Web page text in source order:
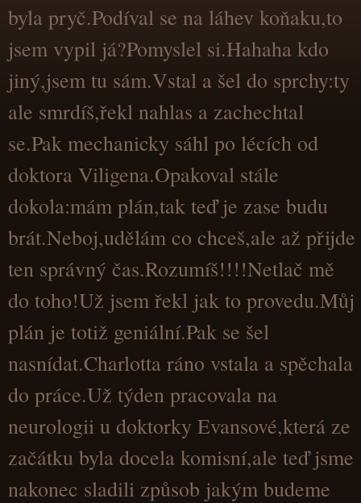
byla pryč.Podíval se na láhev koňaku,to
jsem vypil já?Pomyslel si.Hahaha kdo
jiný,jsem tu sám.Vstal a šel do sprchy:ty
ale smrdíš,řekl nahlas a zachechtal
se.Pak mechanicky sáhl po lécích od
doktora Viligena.Opakoval stále
dokola:mám plán,tak teď je zase budu
brát.Neboj,udělám co chceš,ale až přijde
ten správný čas.Rozumíš!!!!Netlač mě
do toho!Už jsem řekl jak to provedu.Můj
plán je totiž geniální.Pak se šel
nasnídat.Charlotta ráno vstala a spěchala
do práce.Už týden pracovala na
neurologii u doktorky Evansové,která ze
začátku byla docela komisní,ale teď jsme
nakonec sladili způsob jakým budeme